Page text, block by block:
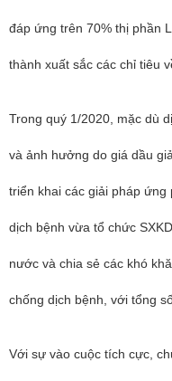
đáp ứng trên 70% thị phần
thành xuất sắc các chỉ tiêu
Trong quý 1/2020, mặc dù
và ảnh hưởng do giá dầu
triển khai các giải pháp
dịch bệnh vừa tổ chức
nước và chia sẻ các khó
chống dịch bệnh, với tổng
Với sự vào cuộc tích cực,